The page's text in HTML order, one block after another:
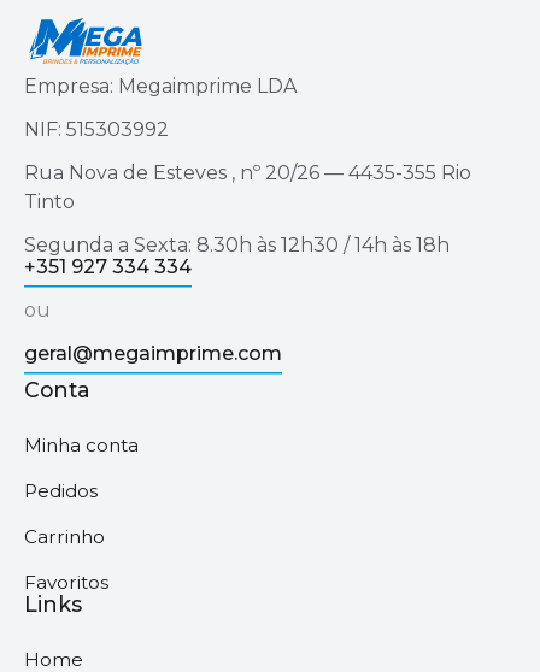
Empresa: Megaimprime LDA
NIF: 515303992
Rua Nova de Esteves , nº 20/26 — 4435-355 Rio
Tinto
Segunda a Sexta: 8.30h às 12h30 / 14h às 18h
+351 927 334 334
ou
geral@megaimprime.com
Conta
Minha conta
Pedidos
Carrinho
Favoritos
Links
Home